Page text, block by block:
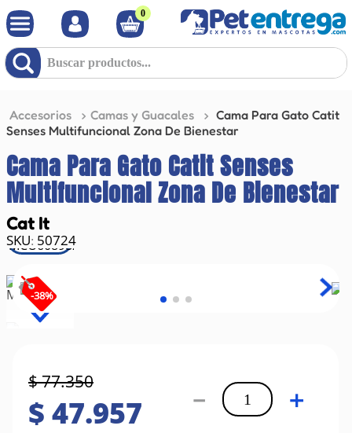
0
Buscar productos...
Accesorios Camas y Guacales
Cama Para Gato Catit
Senses Multifuncional Zona De Bienestar
Cama Para Gato Catit Senses
Multifuncional Zona De Bienestar
Cat It
: 50724
-38%
$77.350
$ 47.957 ＋
－